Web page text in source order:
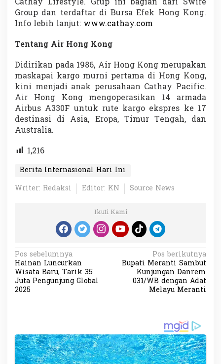
Group dan terdaftar di Bursa Efek Hong Kong.
Info lebih lanjut: www.cathay.com
Tentang Air Hong Kong
Didirikan pada 1986, Air Hong Kong merupakan
maskapai kargo murni pertama di Hong Kong,
kini menjadi anak perusahaan Cathay Pacific.
Air Hong Kong mengoperasikan 14 armada
Airbus A330F untuk rute kargo ekspres ke 17
destinasi di Asia, Eropa, Timur Tengah, dan
Australia.
1,216
Berita Internasional Hari Ini
Writer: Redaksi
Editor: KN Source News
Ikuti Kami
N
a
v
s
i
Pos sebelumnya
Hainan Luncurkan
Wisata Baru, Tarik 35
Juta Pengunjung Global
2025
Pos berikutnya
Bupati Meranti Sambut
Kunjungan Danrem
031/WB dengan Adat
Melayu Meranti